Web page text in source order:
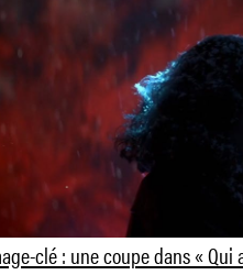
clé : une coupe dans «